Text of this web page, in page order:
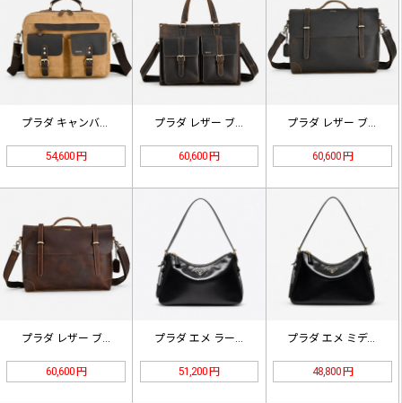
プラダ キャンバス レザー ブリーフ…
54,600 円
プラダ レザー ブリーフケース ブラ…
60,600 円
プラダ レザー ブリーフケース ブラ…
60,600 円
プラダ レザー ブリーフケース ブラ…
60,600 円
プラダ エメ ラージ パテントレザー…
51,200 円
プラダ エメ ミディアム パテントレ…
48,800 円